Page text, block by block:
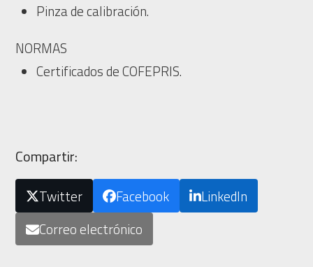
Pinza de calibración.
NORMAS
Certificados de COFEPRIS.
Compartir:
Twitter Facebook
LinkedIn
Correo electrónico